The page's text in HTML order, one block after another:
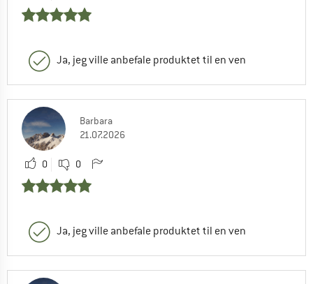
Ja, jeg ville anbefale produktet til en ven
Barbara
21.07.2026
0 0
Ja, jeg ville anbefale produktet til en ven